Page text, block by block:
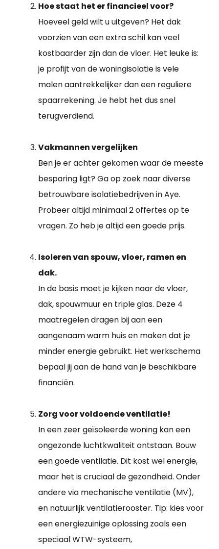
Hoe staat het er financieel voor?
Hoeveel geld wilt u uitgeven? Het dak
voorzien van een extra schil kan veel
kostbaarder zijn dan de vloer. Het leuke is:
je profijt van de woningisolatie is vele
malen aantrekkelijker dan een reguliere
spaarrekening. Je hebt het dus snel
terugverdiend.
Vakmannen vergelijken
Ben je er achter gekomen waar de meeste
besparing ligt? Ga op zoek naar diverse
betrouwbare isolatiebedrijven in Aye.
Probeer altijd minimaal 2 offertes op te
vragen. Zo heb je altijd een goede prijs.
Isoleren van spouw, vloer, ramen en
dak.
In de basis moet je kijken naar de vloer,
dak, spouwmuur en triple glas. Deze 4
maatregelen dragen bij aan een
aangenaam warm huis en maken dat je
minder energie gebruikt. Het werkschema
bepaal jij aan de hand van je beschikbare
financiën.
Zorg voor voldoende ventilatie!
In een zeer geïsoleerde woning kan een
ongezonde luchtkwaliteit ontstaan. Bouw
een goede ventilatie. Dit kost wel energie,
maar het is cruciaal de gezondheid. Onder
andere via mechanische ventilatie (MV),
en natuurlijk ventilatierooster. Tip: kies voor
een energiezuinige oplossing zoals een
speciaal WTW-systeem,